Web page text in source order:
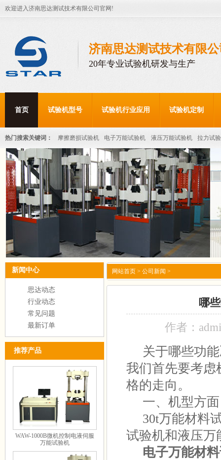
欢迎进入济南思达测试技术有限公司官网!
济南思达测试技术有限
20年专业试验机研发与生产
首页 试验机型号 试验机行业应用 试验机定制
热门搜索关键词： 摩擦磨损试验机 电子万能试验机 液压万能试验机 拉力试
新闻中心
思达动态
行业动态
常见问题
最新订单
推荐产品
WAW-1000B微机控制电液伺服
万能试验机
网站首页 > 公司新闻 >
哪
作者：
关于哪些功能
我们首先要考虑
格的走向。
一、机型方面
30t万能材料
试验机和液压万
电子万能材